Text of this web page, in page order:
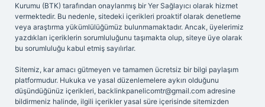
Kurumu (BTK) tarafından onaylanmış bir Yer Sağlayıcı olarak hizmet
vermektedir. Bu nedenle, sitedeki içerikleri proaktif olarak denetleme
veya araştırma yükümlülüğümüz bulunmamaktadır. Ancak, üyelerimiz
yazdıkları içeriklerin sorumluluğunu taşımakta olup, siteye üye olarak
bu sorumluluğu kabul etmiş sayılırlar.
Sitemiz, kar amacı gütmeyen ve tamamen ücretsiz bir bilgi paylaşım
platformudur. Hukuka ve yasal düzenlemelere aykırı olduğunu
düşündüğünüz içerikleri, backlinkpanelicomtr@gmail.com adresine
bildirmeniz halinde, ilgili içerikler yasal süre içerisinde sitemizden